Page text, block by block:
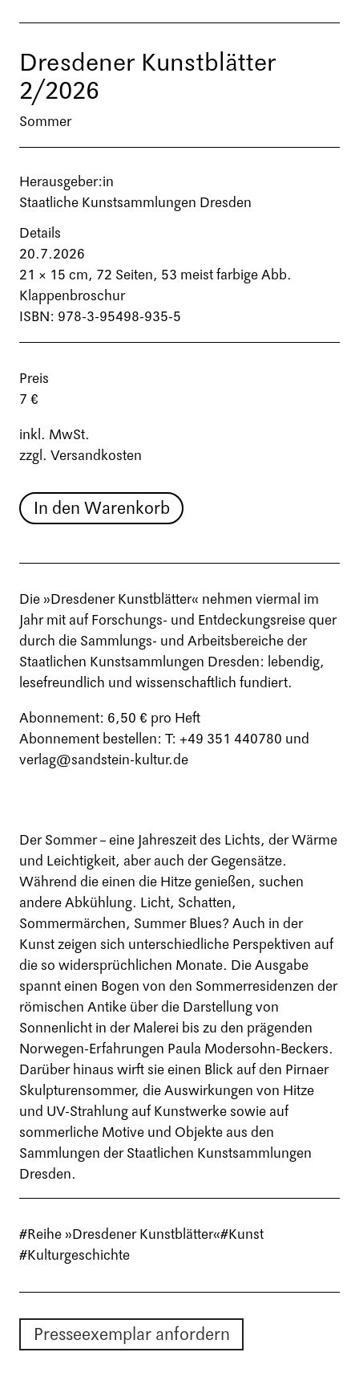
Dresdener Kunstblätter
2/2026
Sommer
Herausgeber:in
Staatliche Kunstsammlungen Dresden
Details
20.7.2026
21 × 15 cm, 72 Seiten, 53 meist farbige Abb.
Klappenbroschur
ISBN: 978-3-95498-935-5
Preis
7 €
inkl. MwSt.
zzgl. Versandkosten
In den Warenkorb
Die »Dresdener Kunstblätter« nehmen viermal im
Jahr mit auf Forschungs- und Entdeckungsreise quer
durch die Sammlungs- und Arbeitsbereiche der
Staatlichen Kunstsammlungen Dresden: lebendig,
lesefreundlich und wissenschaftlich fundiert.
Abonnement: 6,50 € pro Heft
Abonnement bestellen: T: +49 351 440780 und
verlag@sandstein-kultur.de
Der Sommer – eine Jahreszeit des Lichts, der Wärme
und Leichtigkeit, aber auch der Gegensätze.
Während die einen die Hitze genießen, suchen
andere Abkühlung. Licht, Schatten,
Sommermärchen, Summer Blues? Auch in der
Kunst zeigen sich unterschiedliche Perspektiven auf
die so widersprüchlichen Monate. Die Ausgabe
spannt einen Bogen von den Sommerresidenzen der
römischen Antike über die Darstellung von
Sonnenlicht in der Malerei bis zu den prägenden
Norwegen-Erfahrungen Paula Modersohn-Beckers.
Darüber hinaus wirft sie einen Blick auf den Pirnaer
Skulpturensommer, die Auswirkungen von Hitze
und UV-Strahlung auf Kunstwerke sowie auf
sommerliche Motive und Objekte aus den
Sammlungen der Staatlichen Kunstsammlungen
Dresden.
#Reihe »Dresdener Kunstblätter«#Kunst
#Kulturgeschichte
Presseexemplar anfordern